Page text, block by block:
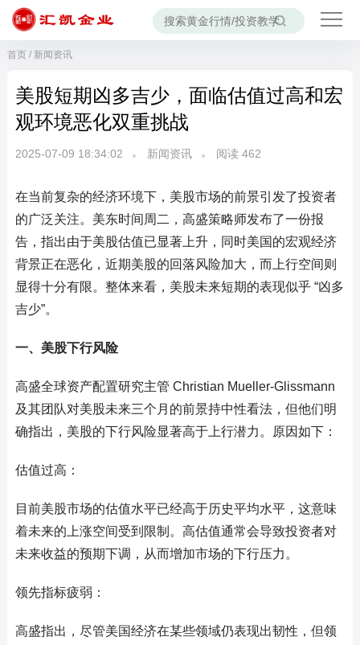
首页/ 新闻资讯
美股短期凶多吉少，面临估值过高和宏
观环境恶化双重挑战
2025-07-09 18:34:02 新闻资讯 阅读 462
在当前复杂的经济环境下，美股市场的前景引发了投资者
的广泛关注。美东时间周二，高盛策略师发布了一份报
告，指出由于美股估值已显著上升，同时美国的宏观经济
背景正在恶化，近期美股的回落风险加大，而上行空间则
显得十分有限。整体来看，美股未来短期的表现似乎 “凶多
吉少”。
一、美股下行风险
高盛全球资产配置研究主管 Christian Mueller-Glissmann
及其团队对美股未来三个月的前景持中性看法，但他们明
确指出，美股的下行风险显著高于上行潜力。原因如下：
估值过高：
目前美股市场的估值水平已经高于历史平均水平，这意味
着未来的上涨空间受到限制。高估值通常会导致投资者对
未来收益的预期下调，从而增加市场的下行压力。
领先指标疲弱：
高盛指出，尽管美国经济在某些领域仍表现出韧性，但领